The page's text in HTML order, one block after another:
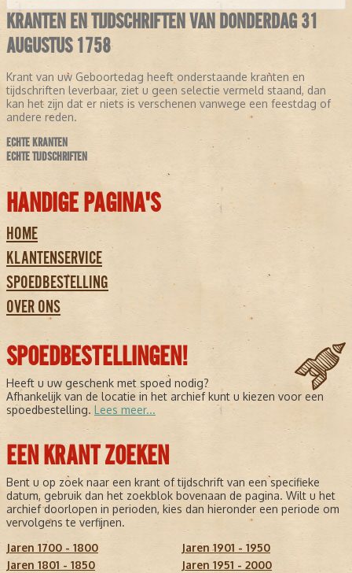
KRANTEN EN TIJDSCHRIFTEN VAN DONDERDAG 31
AUGUSTUS 1758
Krant van uw Geboortedag heeft onderstaande kranten en
tijdschriften leverbaar, ziet u geen selectie vermeld staand, dan
kan het zijn dat er niets is verschenen vanwege een feestdag of
andere reden.
ECHTE KRANTEN
ECHTE TIJDSCHRIFTEN
HANDIGE PAGINA'S
HOME
KLANTENSERVICE
SPOEDBESTELLING
OVER ONS
SPOEDBESTELLINGEN!
Heeft u uw geschenk met spoed nodig?
Afhankelijk van de locatie in het archief kunt u kiezen voor een
spoedbestelling. Lees meer...
EEN KRANT ZOEKEN
Bent u op zoek naar een krant of tijdschrift van een specifieke
datum, gebruik dan het zoekblok bovenaan de pagina. Wilt u het
archief doorlopen in perioden, kies dan hieronder een periode om
vervolgens te verfijnen.
Jaren 1700 - 1800
Jaren 1801 - 1850
Jaren 1901 - 1950
Jaren 1951 - 2000